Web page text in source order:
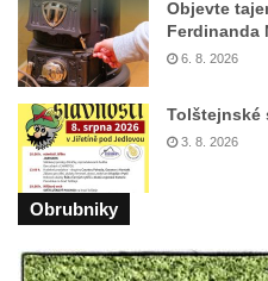
Kaple západně od Veltěž u
Černčic
Kaple Panny Marie
Konětopech
Výklenková kaple u silnice
Kostel svatého Jakuba ve
Kaple svatého Vavřince na
Touchovicích
Objevte
Ferdinanda
6. 8. 2026
Tolštejnské
3. 8. 2026
Obrubniky